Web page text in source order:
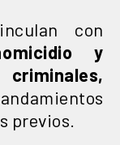
con
y
previos.